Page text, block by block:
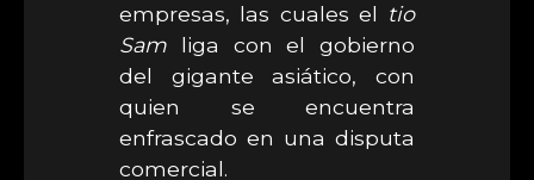
empresas, las cuales el tio
Sam liga con el gobierno
del gigante asiático, con
quien se encuentra
enfrascado en una disputa
comercial.